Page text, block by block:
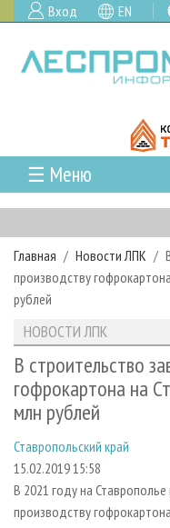
Вход EN
☰ Меню
ГЛАВНАЯ
РУБРИКИ И ТЕМЫ
РУБРИКИ ЖУРНАЛА
ЛЕСНОЕ ХОЗЯЙСТВО
ЛЕСОЗАГОТОВКА
ЛЕСОПИЛЕНИЕ
ДЕРЕВООБРАБОТКА
СУШКА ДРЕВЕСИНЫ
ПРОИЗВОДСТВО
ДЕРЕВЯННОЕ
ПРОИЗВОДСТВО
НОВОСТИ
КАЛЕНДАРЬ СОБЫТИЙ
НОВОСТИ ЛПК
НОВОСТИ ЖУРНАЛА
НОВОСТИ КОМПАНИЙ
ПРОЕКТЫ ЛПИ
АНАЛИТИКА
ПРЕДПРИЯТИЯ ЛПК
ЛЕСНЫЕ РЕГИОНЫ
ПЕРСОНЫ
МОБИЛЬНЫЕ ВЫСТАВКИ
ОФИЦИАЛЬНЫЕ
ПРИОРИТЕТНЫЕ
АРХИВ
АРХИВ ЖУРНАЛОВ
СТАТЬИ
О ЖУРНАЛЕ
ПОДПИСКА
КОНТАКТЫ
РЕКЛАМОДАТЕЛЯМ
РЕКЛАМА
РЕКЛАМА НА САЙТЕ
Главная Новости ЛПК
производству
рублей
НОВОСТИ ЛПК
В строительство
гофрокартона на
млн рублей
Ставропольский край
15.02.2019 15:58
В 2021 году на
производству